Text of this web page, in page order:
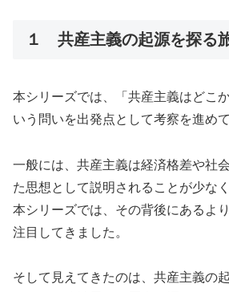
１ 共産主義の起源を探る
本シリーズでは、「共産主義はどこ
いう問いを出発点として考察を進め
一般には、共産主義は経済格差や社
た思想として説明されることが少な
本シリーズでは、その背後にあるよ
注目してきました。
そして見えてきたのは、共産主義の